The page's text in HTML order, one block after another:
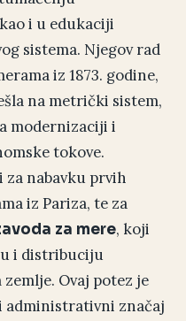
i u edukaciji
sistema. Njegov rad
iz 1873. godine,
na metrički sistem,
modernizaciji i
tokove.
nabavku prvih
iz Pariza, te za
za mere, koji
i distribuciju
Ovaj potez je
administrativni značaj